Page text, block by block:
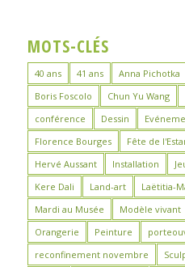
MOTS-CLÉS
40 ans 41 ans Anna Pichotka
Boris Foscolo
Chun Yu Wang
conférence
Dessin
Florence Bourges
Fête de
Hervé Aussant
Installation
Kere Dali
Land-art Laëtitia-
Mardi au Musée
Modèle vivant
Orangerie
Peinture
reconfinement novembre